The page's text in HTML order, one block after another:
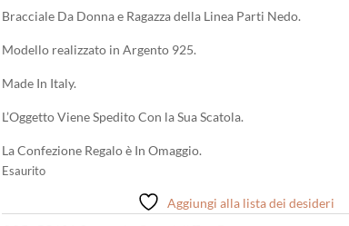
originale
era:
69,00 €.
attuale
è:
62,10 €.
Bracciale Da Donna e Ragazza della Linea Parti Nedo.
Modello realizzato in Argento 925.
Made In Italy.
L’Oggetto Viene Spedito Con la Sua Scatola.
La Confezione Regalo è In Omaggio.
Esaurito
Aggiungi alla lista dei desideri